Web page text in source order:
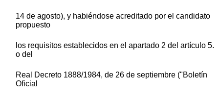
14 de agosto), y habiéndose acreditado por el candidato
propuesto
los requisitos establecidos en el apartado 2 del artículo 5.
o del
Real Decreto 1888/1984, de 26 de septiembre ("Boletín
Oficial